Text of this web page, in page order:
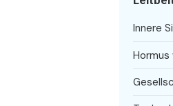
Innere